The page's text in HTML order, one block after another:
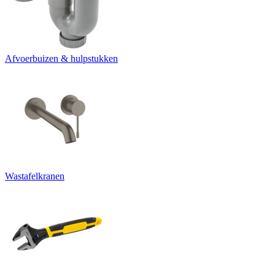
Afvoerbuizen & hulpstukken
Wastafelkranen